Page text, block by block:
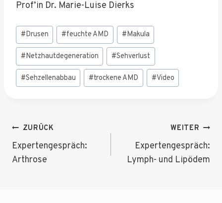
Prof’in Dr. Marie-Luise Dierks
Schlagworte:
#Drusen #feuchte AMD #Makula
#Netzhautdegeneration #Sehverlust
#Sehzellenabbau #trockene AMD #Video
Beitragsnavigation
ZURÜCK
Expertengespräch:
Arthrose
WEITER
Expertengespräch:
Lymph- und Lipödem